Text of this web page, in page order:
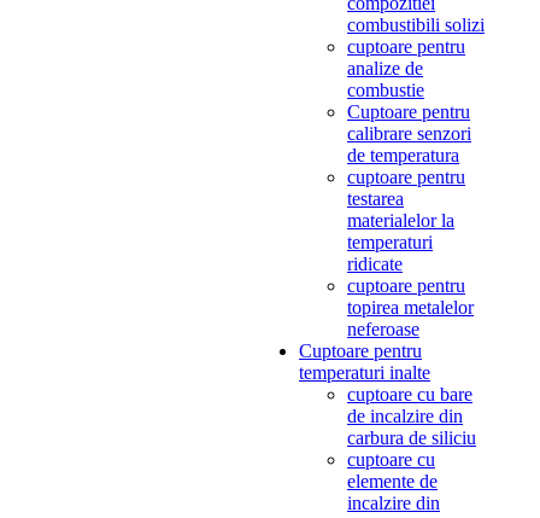
combustibili solizi
cuptoare pentru
analize de
combustie
Cuptoare pentru
calibrare senzori
de temperatura
cuptoare pentru
testarea
materialelor la
temperaturi
ridicate
cuptoare pentru
topirea metalelor
neferoase
Cuptoare pentru
temperaturi inalte
cuptoare cu bare
de incalzire din
carbura de siliciu
cuptoare cu
elemente de
incalzire din